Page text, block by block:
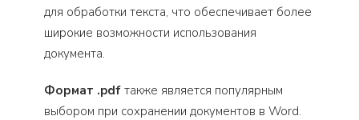
для обработки текста, что обеспечивает более
широкие возможности использования
документа.
Формат .pdf также является популярным
выбором при сохранении документов в Word.